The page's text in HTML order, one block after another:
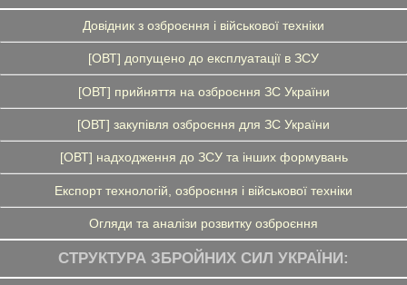
Довідник з озброєння і військової техніки
[ОВТ] допущено до експлуатації в ЗСУ
[ОВТ] прийняття на озброєння ЗС України
[ОВТ] закупівля озброєння для ЗС України
[ОВТ] надходження до ЗСУ та інших формувань
Експорт технологій, озброєння і військової техніки
Огляди та аналізи розвитку озброєння
СТРУКТУРА ЗБРОЙНИХ СИЛ УКРАЇНИ: